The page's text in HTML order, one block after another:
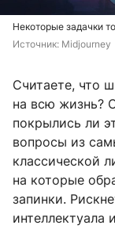
Некоторые задачки
Источник: Midjourney
Считаете, что
на всю жизнь?
покрылись ли
вопросы из
классической
на которые
запинки.
интеллектуала